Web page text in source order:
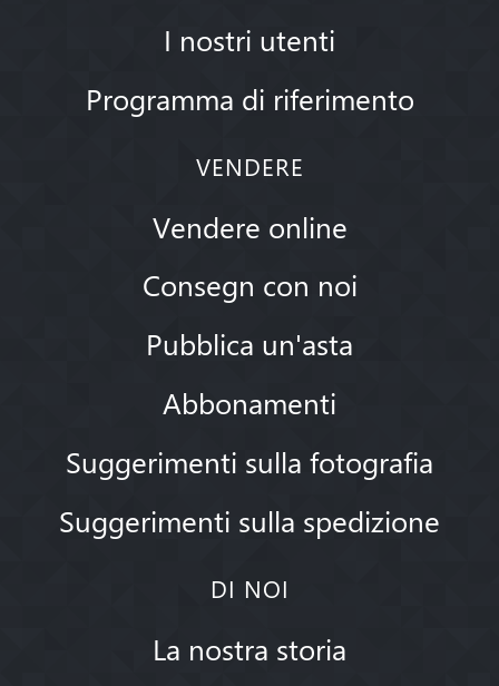
I nostri utenti
Programma di riferimento
VENDERE
Vendere online
Consegn con noi
Pubblica un'asta
Abbonamenti
Suggerimenti sulla fotografia
Suggerimenti sulla spedizione
DI NOI
La nostra storia